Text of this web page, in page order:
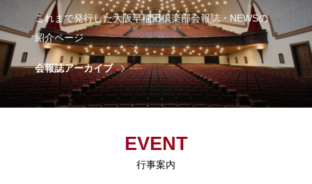
これまで発行した大阪早稲田倶楽部会報誌・NEWSの
紹介ページ
会報誌アーカイブ
EVENT
行事案内